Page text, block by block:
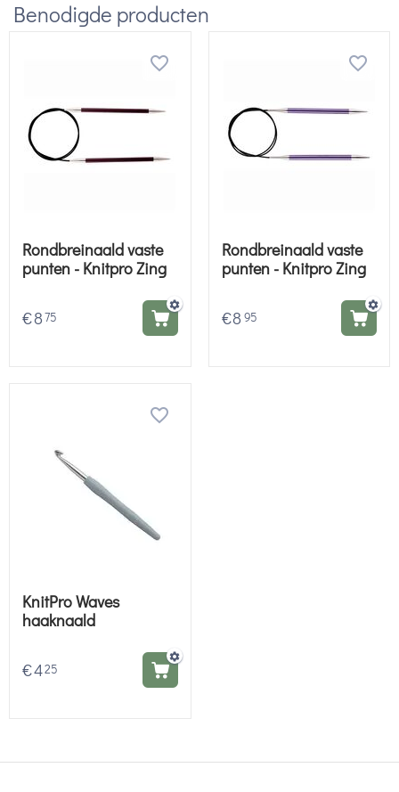
Benodigde producten
Rondbreinaald vaste
punten - Knitpro Zing
€875
Rondbreinaald vaste
punten - Knitpro Zing
€8 95
KnitPro Waves
haaknaald
€425